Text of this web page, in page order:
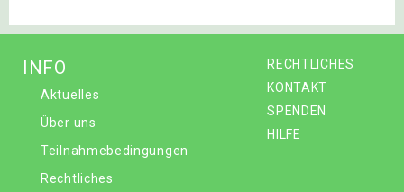
RECHTLICHES
KONTAKT
SPENDEN
HILFE
INFO
Aktuelles
Über uns
Teilnahmebedingungen
Rechtliches